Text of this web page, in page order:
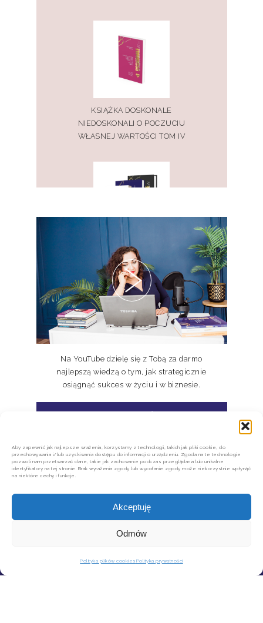
Aby zapewnić jak najlepsze wrażenia, korzystamy z technologii, takich jak pliki cookie, do
przechowywania i/lub uzyskiwania dostępu do informacji o urządzeniu. Zgoda na te technologie
pozwoli nam przetwarzać dane, takie jak zachowanie podczas przeglądania lub unikalne
identyfikatory na tej stronie. Brak wyrażenia zgody lub wycofanie zgody może niekorzystnie wpłynąć
na niektóre cechy i funkcje.
Akceptuję
Odmów
Polityka plików cookies Polityka prywatności
KSIĄŻKA DOSKONALE
NIEDOSKONALI O POCZUCIU
WŁASNEJ WARTOŚCI TOM IV
PAKIET KSIĄŻEK DOSKONALE
NIEDOSKONALI TOM I, II, III
Na YouTube dzielę się z Tobą za darmo
najlepszą wiedzą o tym, jak strategicznie
osiągnąć sukces w życiu i w biznesie.
SZYBKIE ZWROTY INPOST